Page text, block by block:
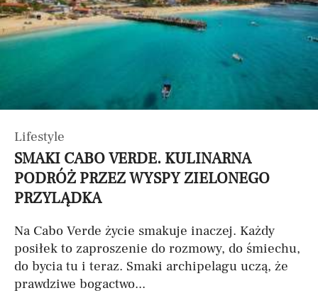
Lifestyle
SMAKI CABO VERDE. KULINARNA
PODRÓŻ PRZEZ WYSPY ZIELONEGO
PRZYLĄDKA
Na Cabo Verde życie smakuje inaczej. Każdy
posiłek to zaproszenie do rozmowy, do śmiechu,
do bycia tu i teraz. Smaki archipelagu uczą, że
prawdziwe bogactwo...